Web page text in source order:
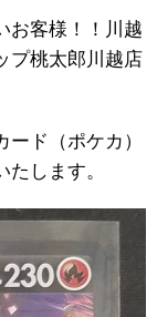
お客様！！川越
プ桃太郎川越店
ド（ポケカ）
します。